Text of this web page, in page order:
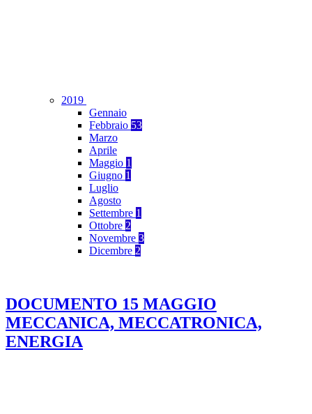
2019
Gennaio
Febbraio 53
Marzo
Aprile
Maggio 1
Giugno 1
Luglio
Agosto
Settembre 1
Ottobre 2
Novembre 3
Dicembre 2
DOCUMENTO 15 MAGGIO
MECCANICA, MECCATRONICA,
ENERGIA